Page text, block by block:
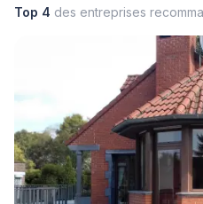
Top 4 des entreprises